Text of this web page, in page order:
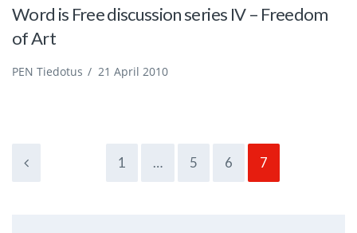
Word is Free discussion series IV – Freedom
of Art
PEN Tiedotus / 21 April 2010
1 … 5 6 7